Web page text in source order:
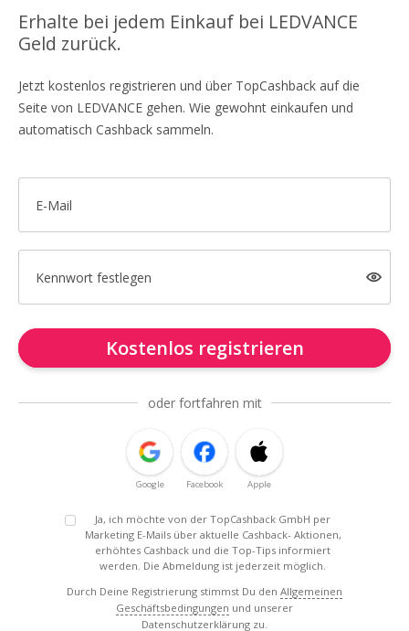
Erhalte bei jedem Einkauf bei LEDVANCE
Geld zurück.
Jetzt kostenlos registrieren und über TopCashback auf die
Seite von LEDVANCE gehen. Wie gewohnt einkaufen und
automatisch Cashback sammeln.
E-Mail
Kennwort festlegen
Kostenlos registrieren
oder fortfahren mit
Google Facebook Apple
Ja, ich möchte von der TopCashback GmbH per
Marketing E-Mails über aktuelle Cashback- Aktionen,
erhöhtes Cashback und die Top-Tips informiert
werden. Die Abmeldung ist jederzeit möglich.
Durch Deine Registrierung stimmst Du den Allgemeinen
Geschäftsbedingungen und unserer
Datenschutzerklärung zu.